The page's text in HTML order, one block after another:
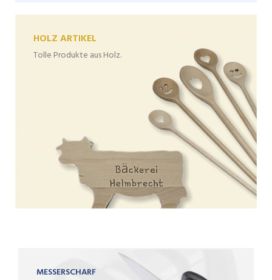
HOLZ ARTIKEL
Tolle Produkte aus Holz.
MESSERSCHARF